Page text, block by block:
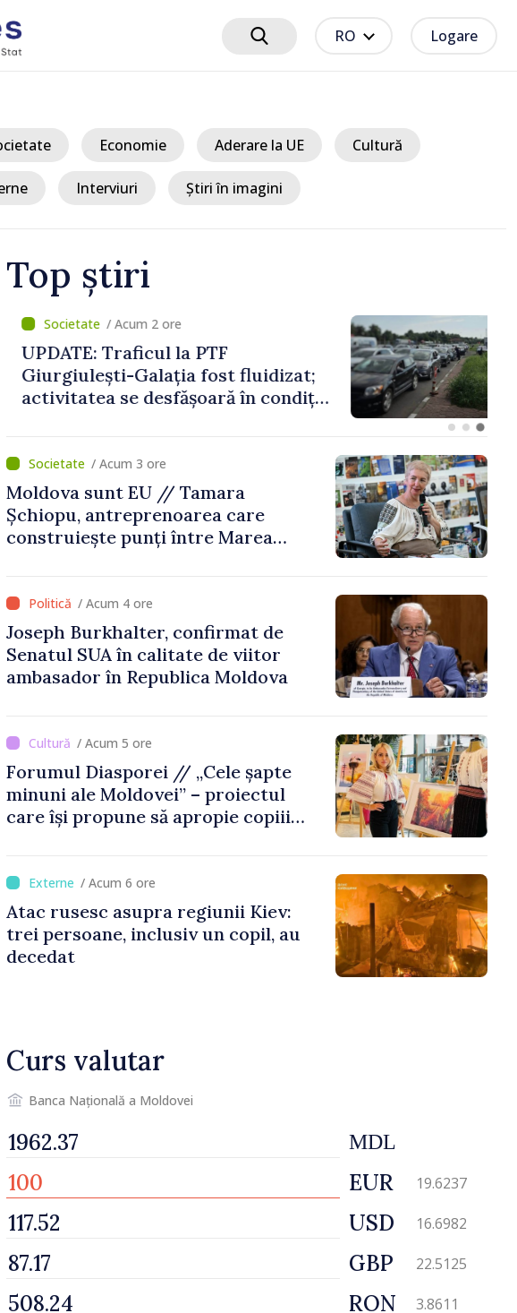
RO Logare
Economie Aderare la UE Cultură
Interviuri Știri în imagini
Top știri
/ Acum 2 ore
UPDATE: Traficul la PTF
Giurgiulești-Galația fost fluidizat;
activitatea se desfășoară în condiții
/ Acum 3 ore
Moldova sunt EU // Tamara
Șchiopu, antreprenoarea care
construiește punți între Marea
/ Acum 4 ore
Joseph Burkhalter, confirmat de
Senatul SUA în calitate de viitor
ambasador în Republica Moldova
/ Acum 5 ore
Forumul Diasporei // „Cele șapte
minuni ale Moldovei” – proiectul
care își propune să apropie copiii
/ Acum 6 ore
Atac rusesc asupra regiunii Kiev:
trei persoane, inclusiv un copil, au
decedat
Curs valutar
Banca Națională a Moldovei
MDL
EUR 19.6237
USD 16.6982
GBP 22.5125
RON 3.8611